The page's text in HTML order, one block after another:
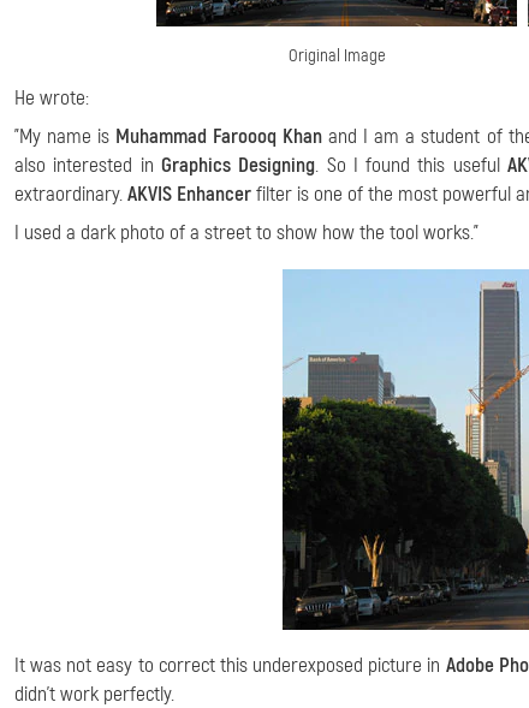
Original Image
He wrote:
"My name is Muhammad Faroooq Khan and I am a student of
also interested in Graphics Designing. So I found this useful
extraordinary.AKVIS Enhancerfilter is one of the most powerful
I used a dark photo of a street to show how the tool works."
It was not easy to correct this underexposed picture in Adobe
didn’t work perfectly.